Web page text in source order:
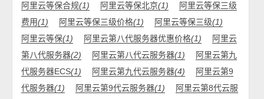
阿里云等保合规(1) 阿里云等保北京(1)
阿里云等保三级
费用(1) 阿里云等保三级价格(1) 阿里云等保三级(1)
阿里云等保(1) 阿里云第八代服务器优惠价格(1)
阿里云
第八代服务器(2) 阿里云第八代云服务器(1)
阿里云第九
代服务器ECS(1) 阿里云第九代云服务器(4)
阿里云第9
代服务器(1) 阿里云第9代云服务器(1)
阿里云第8代云服